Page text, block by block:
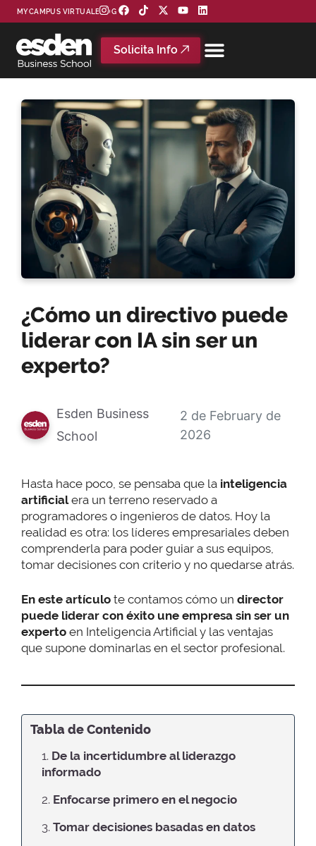
MYCAMPUS VIRTUAL BLOG
Solicita Info
¿Cómo un directivo puede
liderar con IA sin ser un
experto?
Esden Business
School
2 de February de
2026
Hasta hace poco, se pensaba que la inteligencia
artificialera un terreno reservado a
programadores o ingenieros de datos. Hoy la
realidad es otra: los líderes empresariales deben
comprenderla para poder guiar a sus equipos,
tomar decisiones con criterio y no quedarse atrás.
En este artículo te contamos cómo un director
puede liderar con éxito une empresa sin ser un
experto en Inteligencia Artificial y las ventajas
que supone dominarlas en el sector profesional.
Tabla de Contenido
1. De la incertidumbre al liderazgo
informado
2. Enfocarse primero en el negocio
3. Tomar decisiones basadas en datos